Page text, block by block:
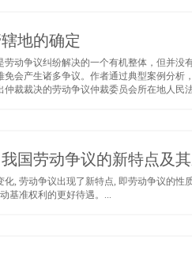
地的确定
劳动争议纠纷解决的一个有机整体，但并
免会产生诸多争议。作者通过典型案例分
仲裁裁决的劳动争议仲裁委员会所在地人民
国劳动争议的新特点及
化, 劳动争议出现了新特点, 即劳动争议的
基准权利的更好待遇。...